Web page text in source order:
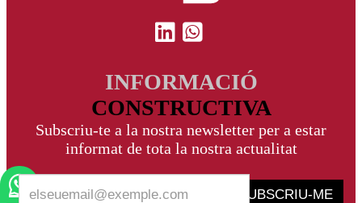
INFORMACIÓ
CONSTRUCTIVA
Subscriu-te a la nostra newsletter per a estar
informat de tota la nostra actualitat
SUBSCRIU-ME